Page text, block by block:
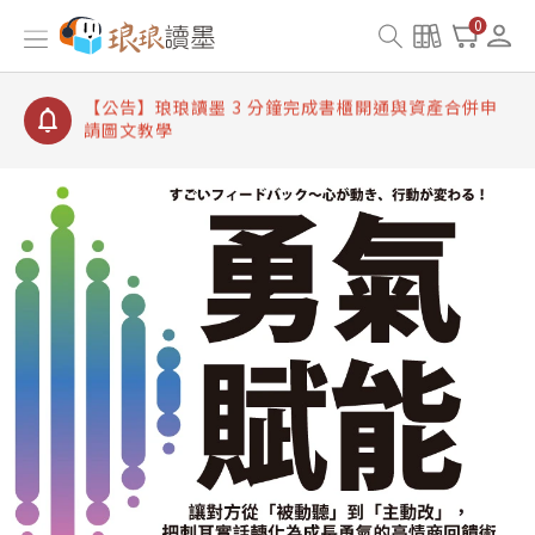
0
【公告】琅琅讀墨書櫃開通常見問題
【公告】琅琅讀墨 3 分鐘完成書櫃開通與資產合併申
【公告】琅琅書店服務升級重要說明及資產合併結果
查詢